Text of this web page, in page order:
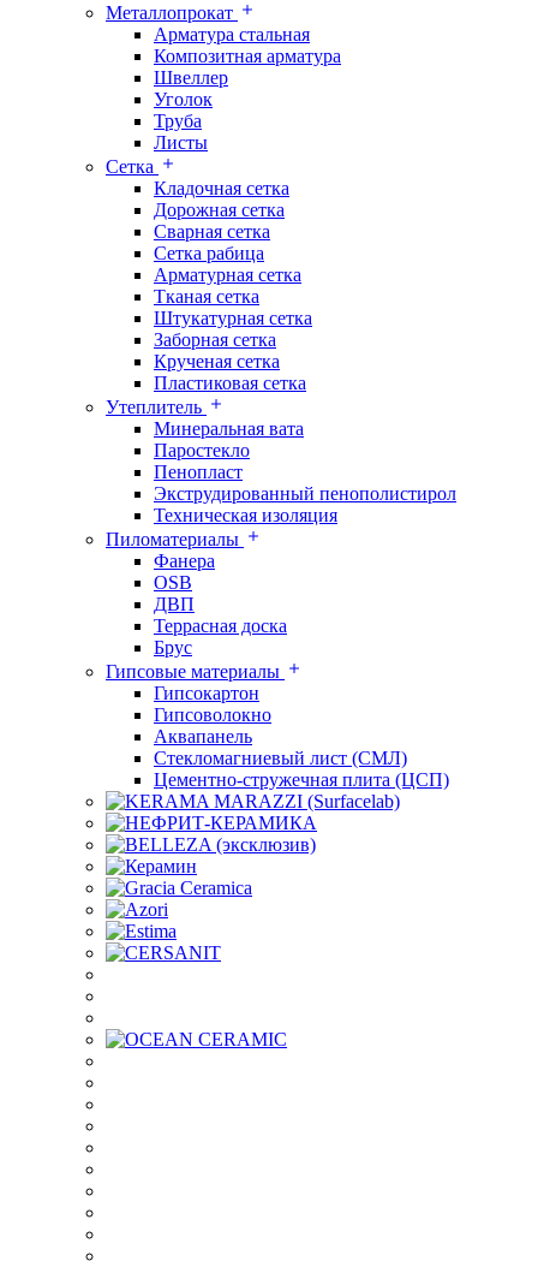
Металлопрокат
Арматура стальная
Композитная арматура
Швеллер
Уголок
Труба
Листы
Сетка
Кладочная сетка
Дорожная сетка
Сварная сетка
Сетка рабица
Арматурная сетка
Тканая сетка
Штукатурная сетка
Заборная сетка
Крученая сетка
Пластиковая сетка
Утеплитель
Минеральная вата
Паростекло
Пенопласт
Экструдированный пенополистирол
Техническая изоляция
Пиломатериалы
Фанера
OSB
ДВП
Террасная доска
Брус
Гипсовые материалы
Гипсокартон
Гипсоволокно
Аквапанель
Стекломагниевый лист (СМЛ)
Цементно-стружечная плита (ЦСП)